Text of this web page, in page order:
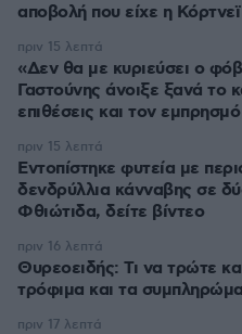
αποβολή που είχε η
«Δεν θα με κυριεύσει ο
Γαστούνης άνοιξε ξανά το
επιθέσεις και τον εμπρησμό
πριν 15 λεπτά
Εντοπίστηκε φυτεία με
δενδρύλλια κάνναβης σε
Φθιώτιδα, δείτε βίντεο
πριν 15 λεπτά
Θυρεοειδής: Τι να τρώτε
τρόφιμα και τα
πριν 16 λεπτά
πριν 17 λεπτά